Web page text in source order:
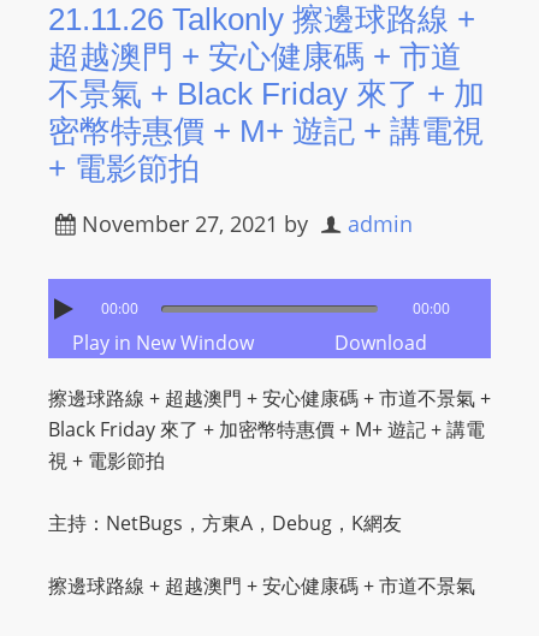
21.11.26 Talkonly 擦邊球路線 +
超越澳門 + 安心健康碼 + 市道
不景氣 + Black Friday 來了 + 加
密幣特惠價 + M+ 遊記 + 講電視
+ 電影節拍
November 27, 2021 by admin
00:00 00:00
Play in New Window Download
擦邊球路線 + 超越澳門 + 安心健康碼 + 市道不景氣 +
Black Friday 來了 + 加密幣特惠價 + M+ 遊記 + 講電
視 + 電影節拍
主持：NetBugs，方東A，Debug，K網友
擦邊球路線 + 超越澳門 + 安心健康碼 + 市道不景氣